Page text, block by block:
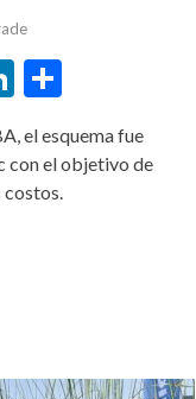
LinkedIn
el esquema fue
con el objetivo de